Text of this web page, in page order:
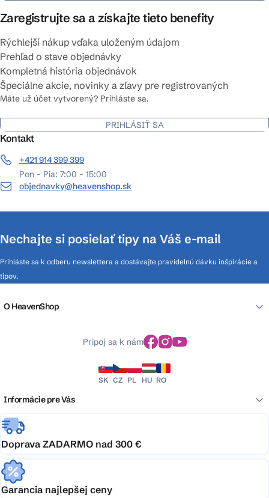
Zaregistrujte sa a získajte tieto benefity
Rýchlejší nákup vďaka uloženým údajom
Prehľad o stave objednávky
Kompletná história objednávok
Špeciálne akcie, novinky a zľavy pre registrovaných
Máte už účet vytvorený? Prihláste sa.
PRIHLÁSIŤ SA
Kontakt
+421 914 399 399
Pon - Pia: 7:00 - 15:00
objednavky@heavenshop.sk
Nechajte si posielať tipy na Váš e-mail
Prihláste sa k odberu newslettera a dostávajte pravidelnú dávku inšpirácie a
tipov.
O HeavenShop
Pripoj sa k nám
SK CZ PL HU RO
Informácie pre Vás
Doprava ZADARMO nad 300 €
Garancia najlepšej ceny